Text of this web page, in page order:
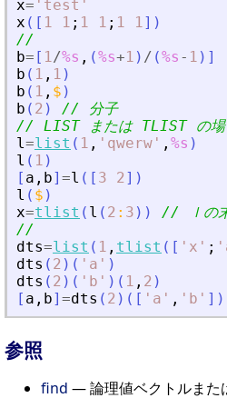
x= ' test '
x ( [ 1 1 ; 1 1 ; 1 1] )
//
b= [ 1/%s , (%s+1 ) / (%s - 1 ) ]
b ( 1 , 1 )
b ( 1 , $ )
b ( 2 )
// 分子
// LIST または TLIST の場
l=list ( 1 , ' qwerw ' , %s )
l ( 1 )
[ a , b] =l ( [ 3 2] )
l ( $ )
x=tlist ( l ( 2 : 3 ) )
// ｌの
//
dts=list ( 1 , tlist ( [ ' x ' ; '
dts ( 2 ) ( ' a ' )
dts ( 2 ) ( ' b ' ) ( 1 , 2 )
[ a , b] =dts ( 2 ) ( [ ' a ' , ' b ' ] )
参照
find — 論理値ベクトルまた